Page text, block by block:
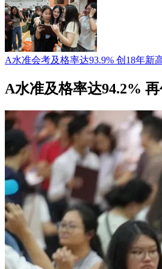
A水准会考及格率达93.9% 创18年新
A水准及格率达94.2%